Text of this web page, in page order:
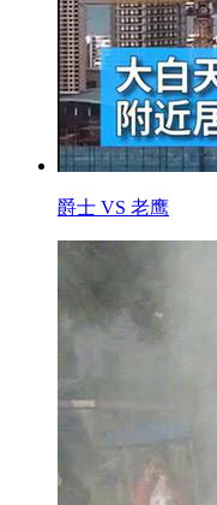
爵士 VS 老鹰